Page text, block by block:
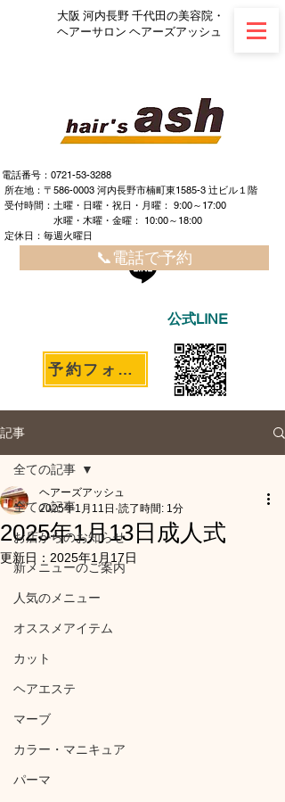
大阪 河内長野 千代田の美容院・
ヘアーサロン ヘアーズアッシュ
電話番号：0721-53-3288
所在地：〒586-0003 河内長野市楠町東1585-3 辻ビル１階
​ ​受付時間：土曜・日曜・祝日・月曜： 9:00～17:00
水曜・木曜・金曜： 10:00～18:00
定休日：毎週火曜日
📞電話で予約
公式LINE
予約フォームへ
記事
全ての記事
お店からのお知らせ
新メニューのご案内
人気のメニュー
オススメアイテム
カット
ヘアエステ
マーブ
カラー・マニキュア
パーマ
全ての記事
2025年1月13日成人式
ヘアーズアッシュ
2025年1月11日 読了時間: 1分
更新日： 2025年1月17日